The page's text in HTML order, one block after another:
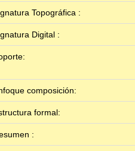
Topográfica :
Digital :
composición:
formal:
: